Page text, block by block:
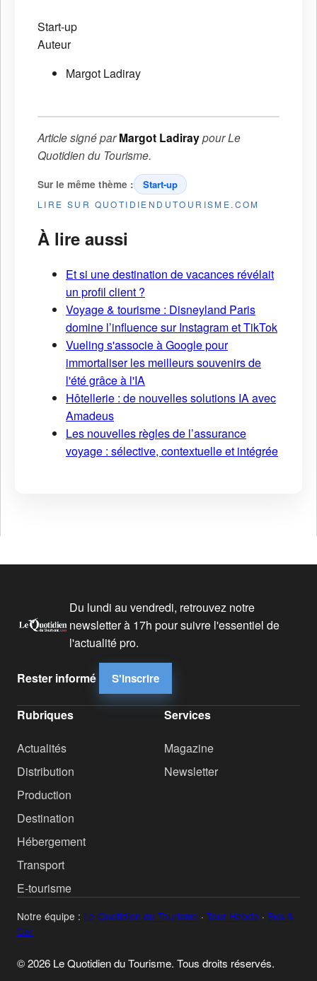
Start-up
Auteur
Margot Ladiray
Article signé parMargot LadiraypourLe
Quotidien du Tourisme.
Sur le même thème : Start-up
LIRE SUR QUOTIDIENDUTOURISME.COM
À lire aussi
Et si une destination de vacances révélait
un profil client ?
Voyage & tourisme : Disneyland Paris
domine l’influence sur Instagram et TikTok
Vueling s'associe à Google pour
immortaliser les meilleurs souvenirs de
l'été grâce à l'IA
Hôtellerie : de nouvelles solutions IA avec
Amadeus
Les nouvelles règles de l’assurance
voyage : sélective, contextuelle et intégrée
Du lundi au vendredi, retrouvez notre
newsletter à 17h pour suivre l'essentiel de
l'actualité pro.
Rester informé S'inscrire
Rubriques
Actualités
Distribution
Production
Destination
Hébergement
Transport
E-tourisme
Services
Magazine
Newsletter
Notre équipe : Le Quotidien du Tourisme · Tour Hebdo · Bus &
Car
© 2026 Le Quotidien du Tourisme. Tous droits réservés.